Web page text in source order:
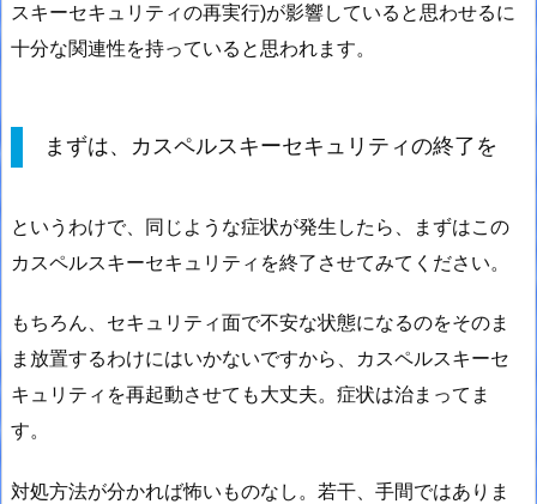
スキーセキュリティの再実行)が影響していると思わせるに
十分な関連性を持っていると思われます。
まずは、カスペルスキーセキュリティの終了を
というわけで、同じような症状が発生したら、まずはこの
カスペルスキーセキュリティを終了させてみてください。
もちろん、セキュリティ面で不安な状態になるのをそのま
ま放置するわけにはいかないですから、カスペルスキーセ
キュリティを再起動させても大丈夫。症状は治まってま
す。
対処方法が分かれば怖いものなし。若干、手間ではありま